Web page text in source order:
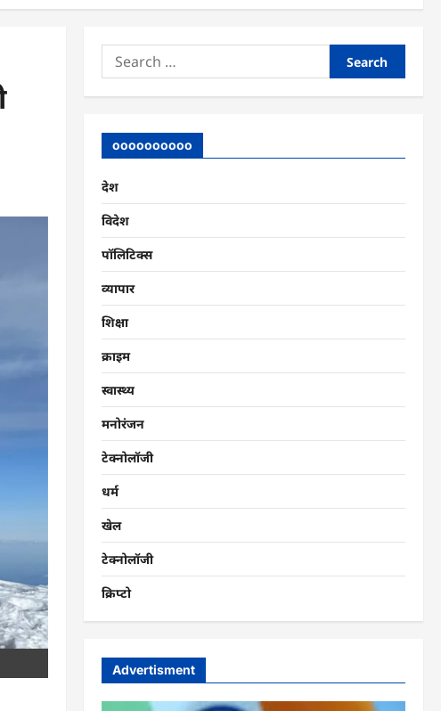
Search
for:
oooooooooo
देश
विदेश
पॉलिटिक्स
व्यापार
शिक्षा
क्राइम
स्वास्थ्य
मनोरंजन
टेक्नोलॉजी
धर्म
खेल
टेक्नोलॉजी
क्रिप्टो
Advertisment